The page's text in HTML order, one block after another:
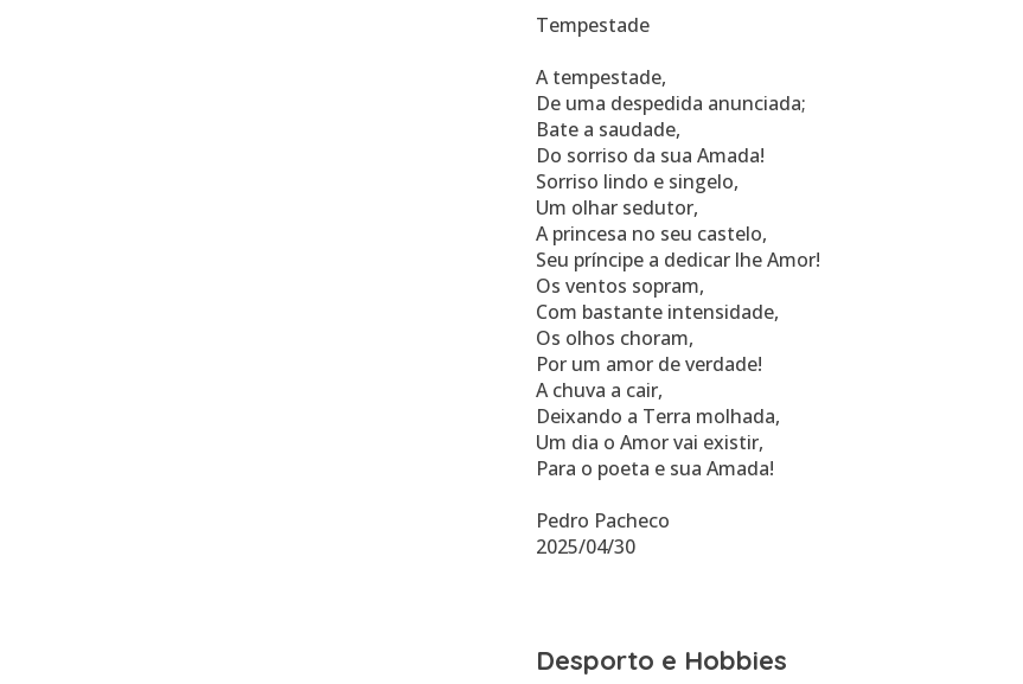
Tempestade
A tempestade,
De uma despedida anunciada;
Bate a saudade,
Do sorriso da sua Amada!
Sorriso lindo e singelo,
Um olhar sedutor,
A princesa no seu castelo,
Seu príncipe a dedicar lhe Amor!
Os ventos sopram,
Com bastante intensidade,
Os olhos choram,
Por um amor de verdade!
A chuva a cair,
Deixando a Terra molhada,
Um dia o Amor vai existir,
Para o poeta e sua Amada!
Pedro Pacheco
2025/04/30
Desporto e Hobbies